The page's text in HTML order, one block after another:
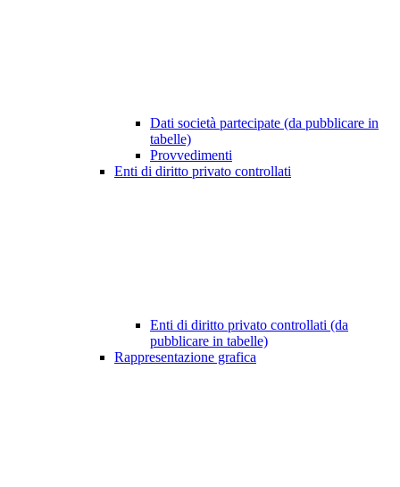
Dati società partecipate (da pubblicare in
tabelle)
Provvedimenti
Enti di diritto privato controllati
Enti di diritto privato controllati (da
pubblicare in tabelle)
Rappresentazione grafica